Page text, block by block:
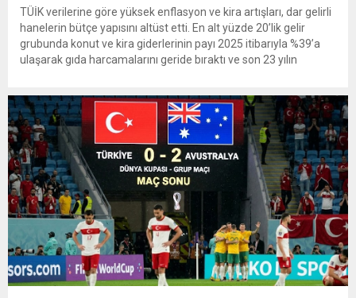
TÜİK verilerine göre yüksek enflasyon ve kira artışları, dar gelirli
hanelerin bütçe yapısını altüst etti. En alt yüzde 20’lik gelir
grubunda konut ve kira giderlerinin payı 2025 itibarıyla %39’a
ulaşarak gıda harcamalarını geride bıraktı ve son 23 yılın